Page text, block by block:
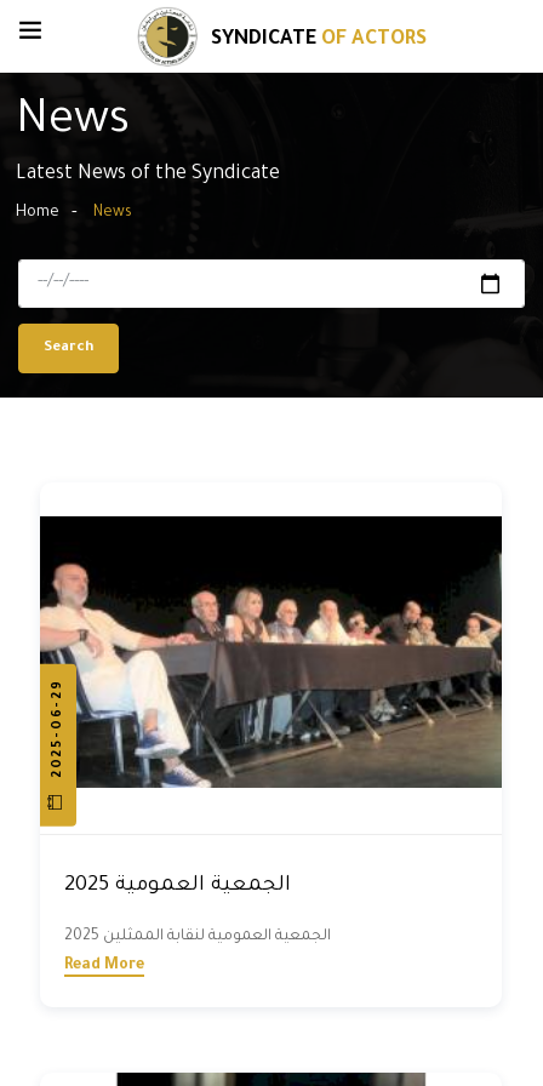
SYNDICATE OF ACTORS
News
Latest News of the Syndicate
Home News
2025-06-29
الجمعية العمومية 2025
الجمعية العمومية لنقابة الممثلين 2025
Read More